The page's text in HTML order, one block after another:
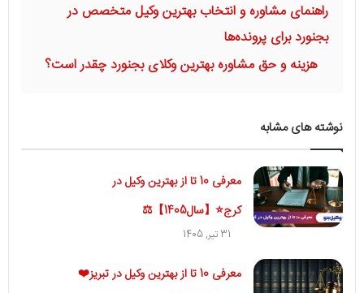
راهنمای مشاوره و انتخاب بهترین وکیل متخصص در
بجنورد برای پرونده‌ها
هزینه و حق مشاوره بهترین وکلای بجنورد چقدر است؟
نوشته های مشابه
معرفی 10 تا از بهترین وکیل در
کرج⭐【سال1405】⚖️
31 تیر, 1405
معرفی 10 تا از بهترین وکیل در تبریز❤️